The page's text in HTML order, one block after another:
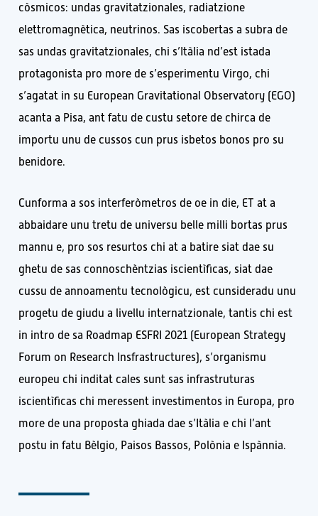
còsmicos: undas gravitatzionales, radiatzione
elettromagnètica, neutrinos. Sas iscobertas a subra de
sas undas gravitatzionales, chi s’Itàlia nd’est istada
protagonista pro more de s’esperimentu Virgo, chi
s’agatat in su European Gravitational Observatory (EGO)
acanta a Pisa, ant fatu de custu setore de chirca de
importu unu de cussos cun prus isbetos bonos pro su
benidore.
Cunforma a sos interferòmetros de oe in die, ET at a
abbaidare unu tretu de universu belle milli bortas prus
mannu e, pro sos resurtos chi at a batire siat dae su
ghetu de sas connoschèntzias iscientìficas, siat dae
cussu de annoamentu tecnològicu, est cunsideradu unu
progetu de giudu a livellu internatzionale, tantis chi est
in intro de sa Roadmap ESFRI 2021 (European Strategy
Forum on Research Insfrastructures), s’organismu
europeu chi inditat cales sunt sas infrastruturas
iscientìficas chi meressent investimentos in Europa, pro
more de una proposta ghiada dae s’Itàlia e chi l’ant
postu in fatu Bèlgio, Paisos Bassos, Polònia e Ispànnia.